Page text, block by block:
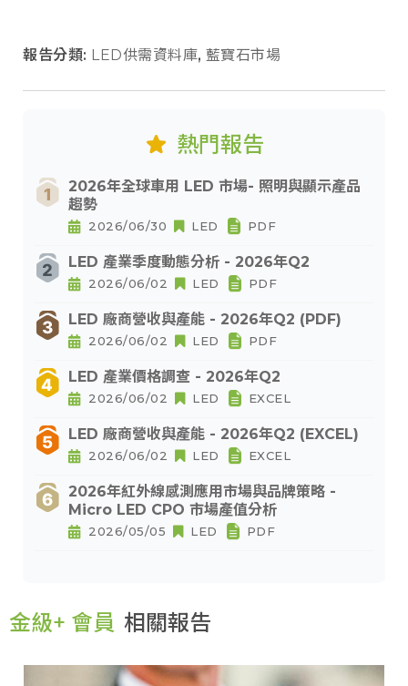
報告分類: LED供需資料庫, 藍寶石市場
熱門報告
2026年全球車用 LED 市場- 照明與顯示產品
趨勢
2026/06/30 LED PDF
LED 產業季度動態分析 - 2026年Q2
2026/06/02 LED PDF
LED 廠商營收與產能 - 2026年Q2 (PDF)
2026/06/02 LED PDF
LED 產業價格調查 - 2026年Q2
2026/06/02 LED EXCEL
LED 廠商營收與產能 - 2026年Q2 (EXCEL)
2026/06/02 LED EXCEL
2026年紅外線感測應用市場與品牌策略 -
Micro LED CPO 市場產值分析
2026/05/05 LED PDF
金級+ 會員 相關報告